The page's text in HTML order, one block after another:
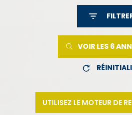
VOIR LES 6
UTILISEZ LE MOTEUR DE